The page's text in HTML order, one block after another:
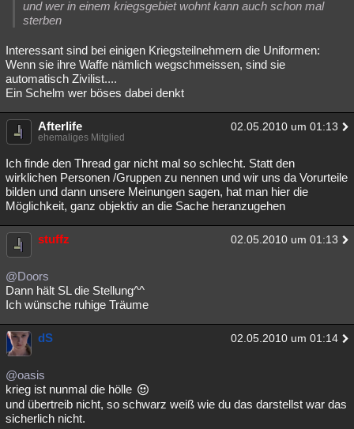
und wer in einem kriegsgebiet wohnt kann auch schon mal
sterben
Interessant sind bei einigen Kriegsteilnehmern die Uniformen:
Wenn sie ihre Waffe nämlich wegschmeissen, sind sie
automatisch Zivilist....
Ein Schelm wer böses dabei denkt
Afterlife 02.05.2010 um 01:13
ehemaliges Mitglied
Ich finde den Thread gar nicht mal so schlecht. Statt den
wirklichen Personen /Gruppen zu nennen und wir uns da Vorurteile
bilden und dann unsere Meinungen sagen, hat man hier die
Möglichkeit, ganz objektiv an die Sache heranzugehen
stuffz 02.05.2010 um 01:13
@Doors
Dann hält SL die Stellung^^
Ich wünsche ruhige Träume
dS 02.05.2010 um 01:14
@oasis
krieg ist nunmal die hölle
und übertreib nicht, so schwarz weiß wie du das darstellst war das
sicherlich nicht.